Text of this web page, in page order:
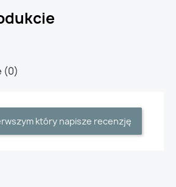
(0)
który napisze recenzję